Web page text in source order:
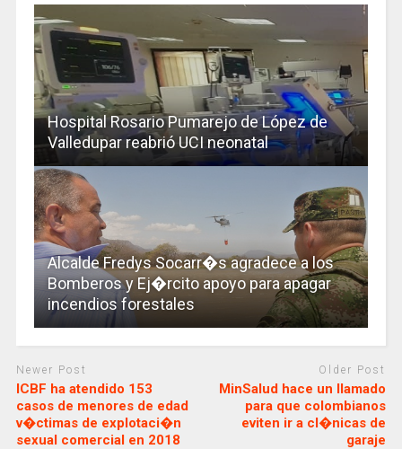
Hospital Rosario Pumarejo de López de
Valledupar reabrió UCI neonatal
Alcalde Fredys Socarr�s agradece a los
Bomberos y Ej�rcito apoyo para apagar
incendios forestales
Newer Post
ICBF ha atendido 153
casos de menores de edad
v�ctimas de explotaci�n
sexual comercial en 2018
Older Post
MinSalud hace un llamado
para que colombianos
eviten ir a cl�nicas de
garaje